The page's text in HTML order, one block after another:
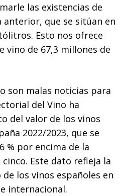
las existencias de
anterior, que se sitúan en
Esto nos ofrece
vino de 67,3 millones de
son malas noticias para
del Vino ha
del valor de los vinos
2022/2023, que se
% por encima de la
Este dato refleja la
los vinos españoles en
internacional.